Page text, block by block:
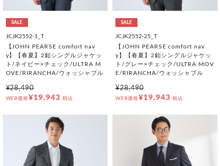
SALE
JCJK2552-1_T
【JOHN PEARSE comfort nav
y】【春夏】2釦シングルジャケッ
ト/ネイビー×チェック/ULTRA M
OVE/RIRANCHA/ウォッシャブル
¥28,490
WEB価格¥19,943 税込
SALE
JCJK2552-25_T
【JOHN PEARSE comfort nav
y】【春夏】2釦シングルジャケッ
ト/グレー×チェック/ULTRA MOV
E/RIRANCHA/ウォッシャブル
¥28,490
WEB価格¥19,943 税込